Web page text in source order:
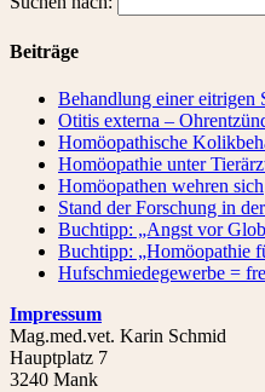
Beiträge
Behandlung einer eitrigen
Otitis externa –
Homöopathische
Homöopathie unter
Homöopathen wehren sich
Stand der Forschung in
Buchtipp: „Angst vor
Buchtipp: „Homöopathie
Hufschmiedegewerbe =
Impressum
Mag.med.vet. Karin Schmid
Hauptplatz 7
3240 Mank